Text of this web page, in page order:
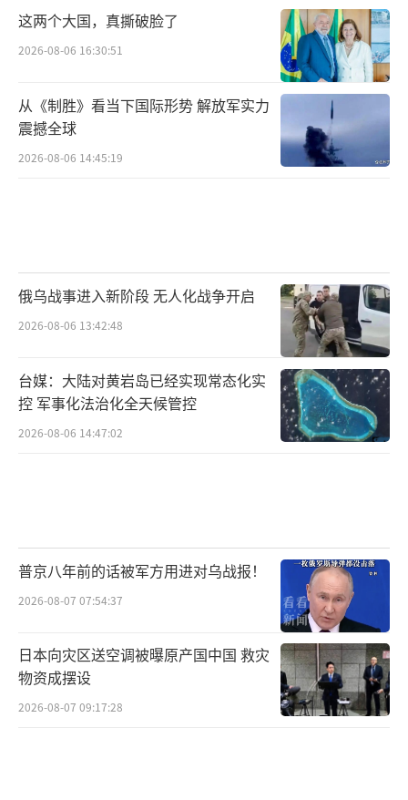
这两个大国，真撕破脸了
2026-08-06 16:30:51
从《制胜》看当下国际形势 解放军实力
震撼全球
2026-08-06 14:45:19
俄乌战事进入新阶段 无人化战争开启
2026-08-06 13:42:48
台媒：大陆对黄岩岛已经实现常态化实
控 军事化法治化全天候管控
2026-08-06 14:47:02
普京八年前的话被军方用进对乌战报！
2026-08-07 07:54:37
日本向灾区送空调被曝原产国中国 救灾
物资成摆设
2026-08-07 09:17:28